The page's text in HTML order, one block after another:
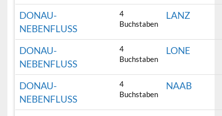
DONAU-
NEBENFLUSS
4
Buchstaben
LANZ
DONAU-
NEBENFLUSS
4
Buchstaben
LONE
DONAU-
NEBENFLUSS
4
Buchstaben
NAAB